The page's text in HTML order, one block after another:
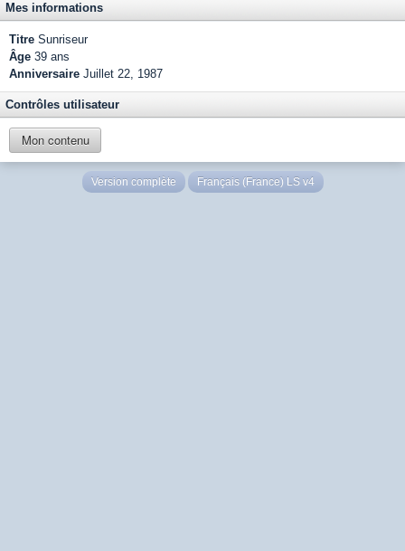
Mes informations
Titre Sunriseur
Âge 39 ans
Anniversaire Juillet 22, 1987
Contrôles utilisateur
Mon contenu
Version complète Français (France) LS v4